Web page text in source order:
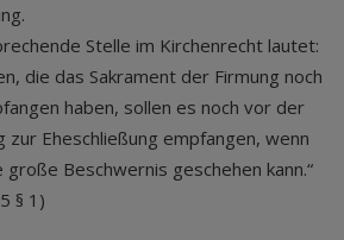
Stelle im Kirchenrecht lautet:
die das Sakrament der Firmung noch
haben, sollen es noch vor der
zur Eheschließung empfangen, wenn
große Beschwernis geschehen kann.“
§ 1)